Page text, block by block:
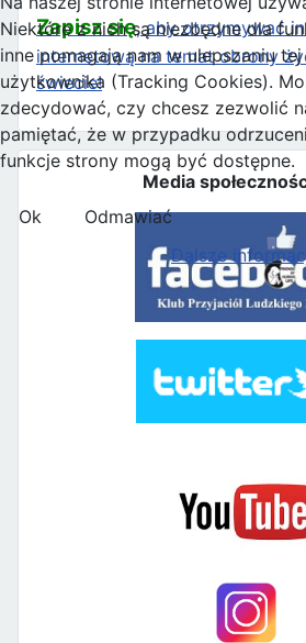
Zapisz się, aby otrzymywać
internetową na temat obrony
świecie!
Media
Niektóre z nich są niezbędne dla
inne pomagają nam w ulepszaniu
użytkownika (Tracking Cookies).
zdecydować, czy chcesz zezwolić
pamiętać, że w przypadku
funkcje strony mogą być dostępne.
Ok
Odmawiać
Dalsze